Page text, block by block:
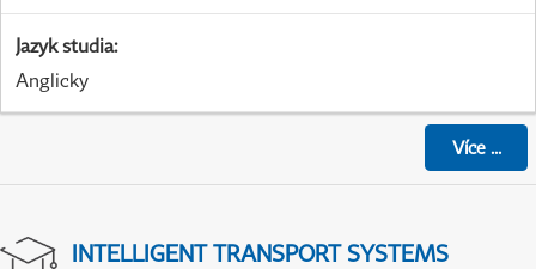
Jazyk studia:
Anglicky
Více...
INTELLIGENT TRANSPORT SYSTEMS